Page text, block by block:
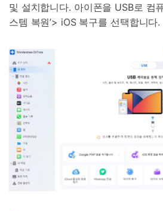
및 설치합니다. 아이폰을 USB로 컴
스템 복원’> iOS 복구를 선택합니다.